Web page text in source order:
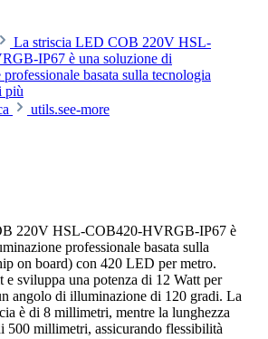
La striscia LED COB 220V HSL-
IP67 è una soluzione di
basata sulla tecnologia
più
utils.see-more
220V HSL-COB420-HVRGB-IP67 è
professionale basata sulla
on board) con 420 LED per metro.
e sviluppa una potenza di 12 Watt per
angolo di illuminazione di 120 gradi. La
è di 8 millimetri, mentre la lunghezza
500 millimetri, assicurando flessibilità